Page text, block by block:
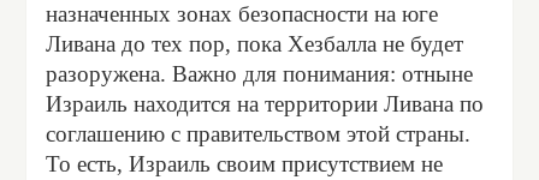
назначенных зонах безопасности на юге
Ливана до тех пор, пока Хезбалла не будет
разоружена. Важно для понимания: отныне
Израиль находится на территории Ливана по
соглашению с правительством этой страны.
То есть, Израиль своим присутствием не